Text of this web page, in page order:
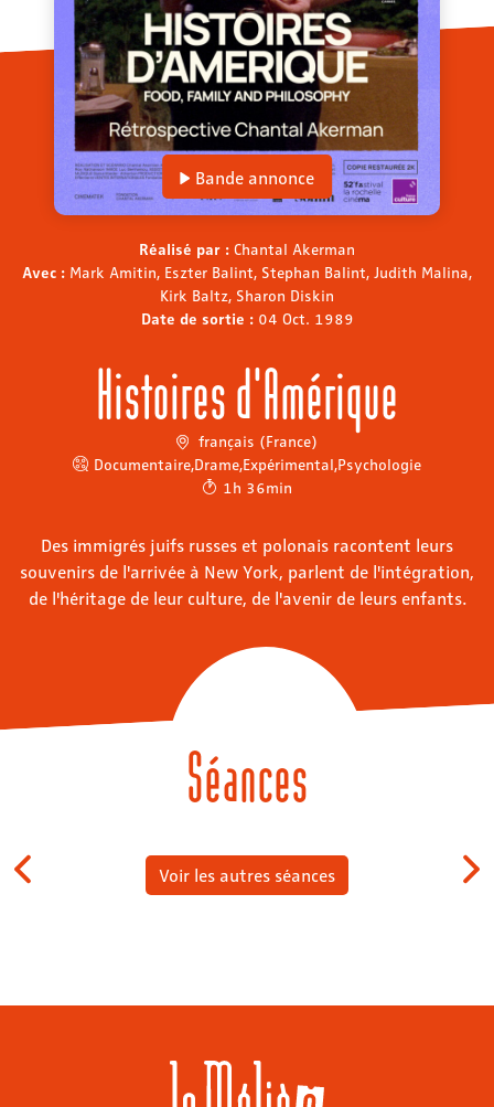
Bande annonce
Réalisé par : Chantal Akerman
Avec : Mark Amitin, Eszter Balint, Stephan Balint, Judith Malina,
Kirk Baltz, Sharon Diskin
Date de sortie : 04 Oct. 1989
Histoires d'Amérique
français (France)
Documentaire,Drame,Expérimental,Psychologie
1h 36min
Des immigrés juifs russes et polonais racontent leurs
souvenirs de l'arrivée à New York, parlent de l'intégration,
de l'héritage de leur culture, de l'avenir de leurs enfants.
Séances
Voir les autres séances